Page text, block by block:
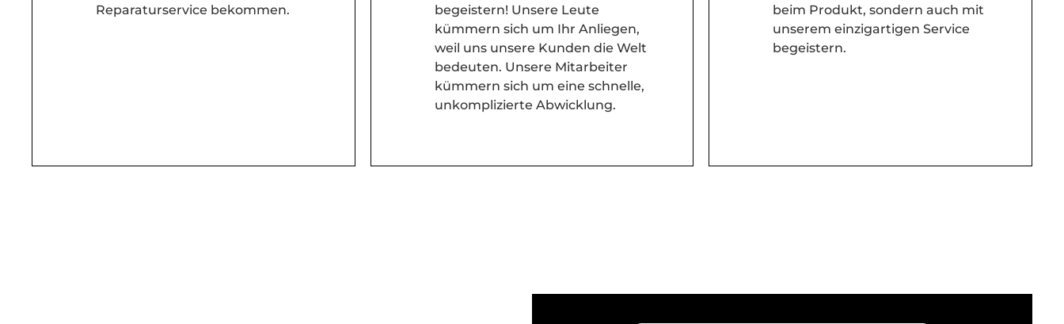
Reparaturservice bekommen.
begeistern! Unsere Leute
kümmern sich um Ihr Anliegen,
weil uns unsere Kunden die Welt
bedeuten. Unsere Mitarbeiter
kümmern sich um eine schnelle,
unkomplizierte Abwicklung.
beim Produkt, sondern auch mit
unserem einzigartigen Service
begeistern.